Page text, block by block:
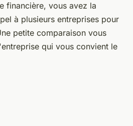
financière, vous avez la
à plusieurs entreprises pour
petite comparaison vous
qui vous convient le